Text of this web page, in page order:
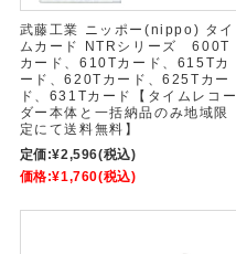
武藤工業 ニッポー(nippo) タイ
ムカード NTRシリーズ 600T
カード、610Tカード、615Tカ
ード、620Tカード、625Tカー
ド、631Tカード【タイムレコー
ダー本体と一括納品のみ地域限
定にて送料無料】
定価:¥2,596(税込)
価格:¥1,760(税込)